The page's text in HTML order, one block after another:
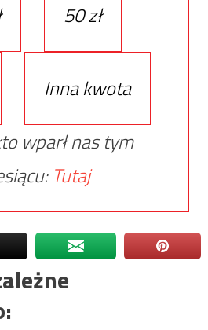
50 zł
Inna kwota
wparł nas tym
Tutaj